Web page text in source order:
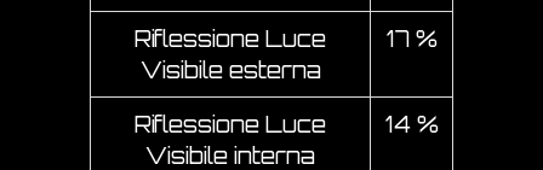
Riflessione Luce
Visibile esterna
17 %
Riflessione Luce
Visibile interna
14 %